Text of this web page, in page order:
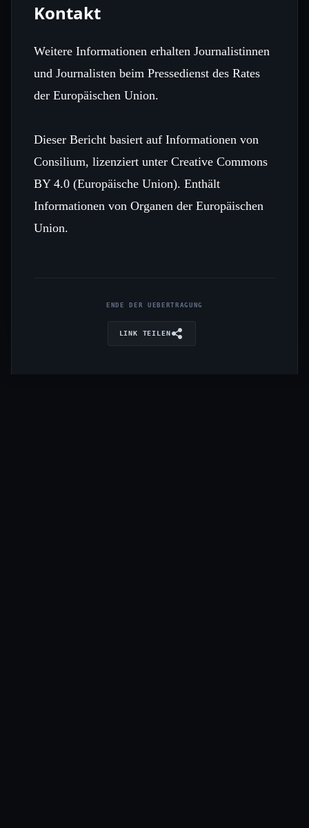
Kontakt
Weitere Informationen erhalten Journalistinnen
und Journalisten beim Pressedienst des Rates
der Europäischen Union.
Dieser Bericht basiert auf Informationen von
Consilium, lizenziert unter Creative Commons
BY 4.0 (Europäische Union). Enthält
Informationen von Organen der Europäischen
Union.
ENDE DER UEBERTRAGUNG
LINK TEILEN